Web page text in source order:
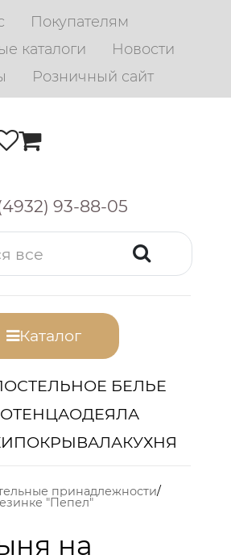
Покупателям
каталоги
Новости
Розничный сайт
93-88-05
Каталог
БЕЛЬЕ
ОДЕЯЛА
ПОКРЫВАЛАКУХНЯ
принадлежности
"Пепел"
на